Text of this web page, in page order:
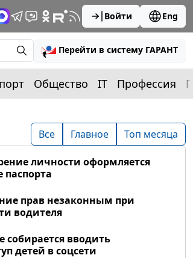
Войти Eng
Перейти в систему ГАРАНТ
Общество IT Профессия
Все Главное Топ месяца
личности оформляется
паспорта
прав незаконным при
водителя
вводить
детей в соцсети